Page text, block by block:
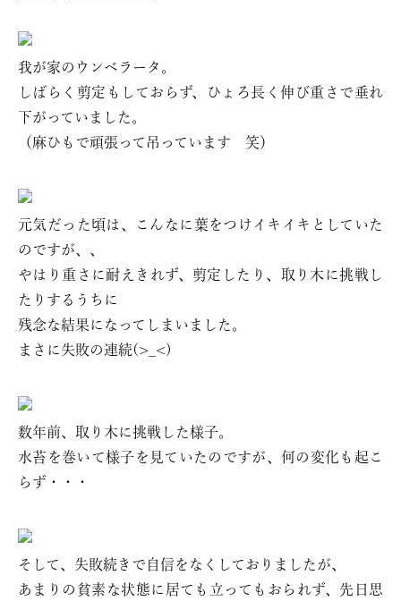
我が家のウンベラータ。
しばらく剪定もしておらず、ひょろ長く伸び重さで垂れ
下がっていました。
（麻ひもで頑張って吊っています 笑）
元気だった頃は、こんなに葉をつけイキイキとしていた
のですが、、
やはり重さに耐えきれず、剪定したり、取り木に挑戦し
たりするうちに
残念な結果になってしまいました。
まさに失敗の連続(>_<)
数年前、取り木に挑戦した様子。
水苔を巻いて様子を見ていたのですが、何の変化も起こ
らず・・・
そして、失敗続きで自信をなくしておりましたが、
あまりの貧素な状態に居ても立ってもおられず、先日思